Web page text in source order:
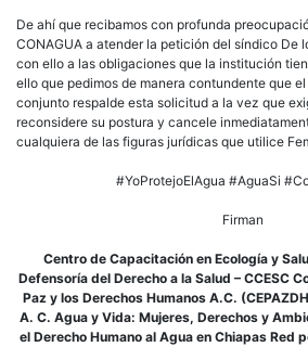
De ahí que recibamos con profunda
CONAGUA a atender la petición del síndico De
con ello a las obligaciones que la institución
ello que pedimos de manera contundente que
conjunto respalde esta solicitud a la vez que
reconsidere su postura y cancele
cualquiera de las figuras jurídicas que utilice
#YoProtejoElAgua #AguaSi
Firman
Centro de Capacitación en Ecología y
Defensoría del Derecho a la Salud – CCESC
Paz y los Derechos Humanos A.C.
A. C. Agua y Vida: Mujeres, Derechos y
el Derecho Humano al Agua en Chiapas Red